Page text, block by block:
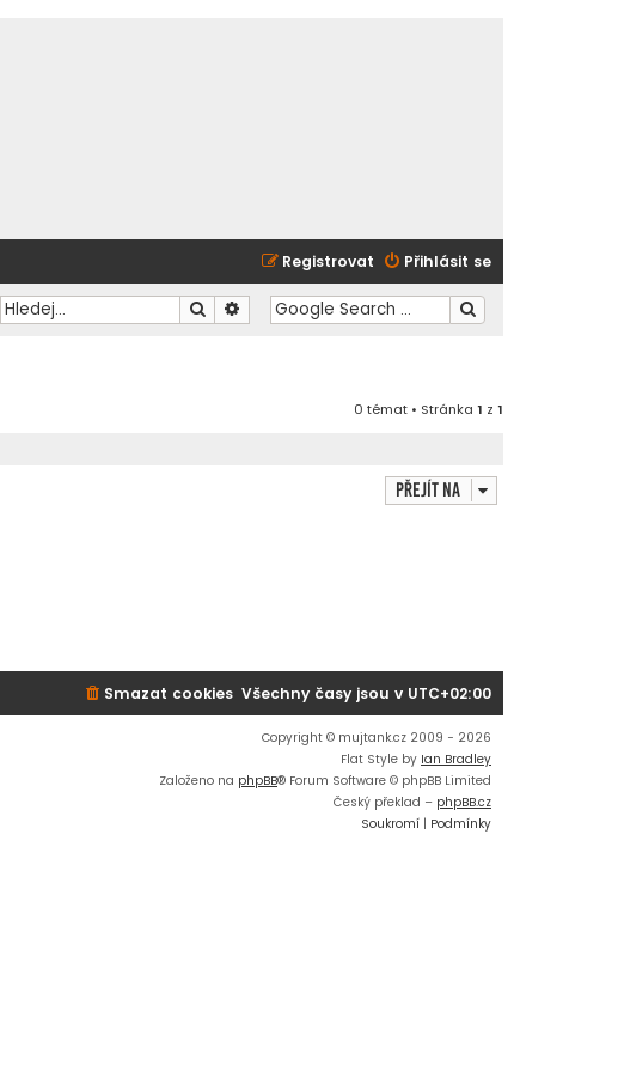
Přihlásit se
Registrovat
Hledat Pokročilé hledání
0 témat • Stránka 1 z 1
Přejít na
Všechny časy jsou v UTC+02:00
Smazat cookies
Copyright © mujtank.cz 2009 - 2026
Flat Style by Ian Bradley
Založeno na phpBB® Forum Software © phpBB Limited
Český překlad – phpBB.cz
Soukromí | Podmínky